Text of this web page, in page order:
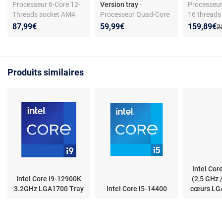
Processeur 6-Core 12-
Threads socket AM4
GameCache 19 Mo 7
87,99€
Version tray-
Processeur Quad-Core
8-Threads socket AM4
59,99€
16
AM4 - Zen
Nouveau
159,89€
Produits similaires
Intel Core i9-12900K
3.2GHz LGA1700 Tray
Intel Core i5-14400
Intel
(2,5 GHz
cœurs